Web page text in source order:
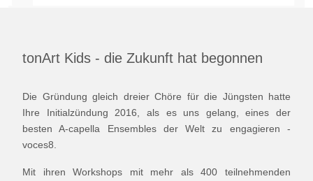
tonArt Kids - die Zukunft hat begonnen
Die Gründung gleich dreier Chöre für die Jüngsten hatte
Ihre Initialzündung 2016, als es uns gelang, eines der
besten A-capella Ensembles der Welt zu engagieren -
voces8.
Mit ihren Workshops mit mehr als 400 teilnehmenden